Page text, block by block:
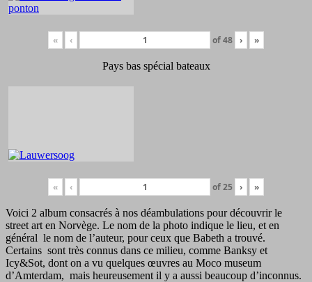
« ‹ of48 › »
Pays bas spécial bateaux
« ‹ of25 › »
Voici 2 album consacrés à nos déambulations pour découvrir le
street art en Norvège. Le nom de la photo indique le lieu, et en
général le nom de l’auteur, pour ceux que Babeth a trouvé.
Certains sont très connus dans ce milieu, comme Banksy et
Icy&Sot, dont on a vu quelques œuvres au Moco museum
d’Amterdam, mais heureusement il y a aussi beaucoup d’inconnus.